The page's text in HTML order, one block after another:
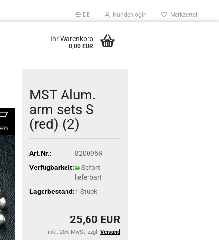
DE Kundenlogin Merkzettel
Ihr Warenkorb
0,00 EUR
MST Alum.
arm sets S
(red) (2)
Art.Nr.:
820096R
Verfügbarkeit:
Sofort
lieferbar!
Lagerbestand:1 Stück
25,60 EUR
inkl. 20% MwSt. zzgl. Versand